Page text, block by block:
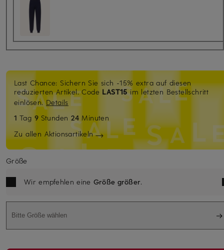
Last Chance: Sichern Sie sich -15% extra auf diesen
reduzierten Artikel. Code LAST15im letzten Bestellschritt
einlösen.Details
1 Tag 9 Stunden 24 Minuten
Zu allen Aktionsartikeln
Größe
Wir empfehlen eine Größe größer.
Bitte Größe wählen